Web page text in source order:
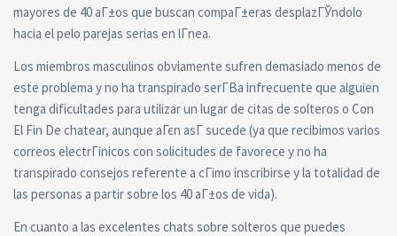
mayores de 40 aГ±os que buscan compaГ±eras desplazГЎndolo
hacia el pelo parejas serias en lГ­nea.
Los miembros masculinos obviamente sufren demasiado menos de
este problema y no ha transpirado serГ­В­a infrecuente que alguien
tenga dificultades para utilizar un lugar de citas de solteros o Con
El Fin De chatear, aunque aГєn asГ­ sucede (ya que recibimos varios
correos electrГіnicos con solicitudes de favorece y no ha
transpirado consejos referente a cГіmo inscribirse y la totalidad de
las personas a partir sobre los 40 aГ±os de vida).
En cuanto a las excelentes chats sobre solteros que puedes